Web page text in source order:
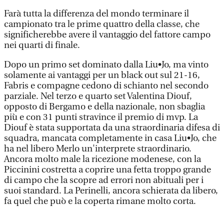
Farà tutta la differenza del mondo terminare il
campionato tra le prime quattro della classe, che
significherebbe avere il vantaggio del fattore campo
nei quarti di finale.
Dopo un primo set dominato dalla Liu•Jo, ma vinto
solamente ai vantaggi per un black out sul 21-16,
Fabris e compagne cedono di schianto nel secondo
parziale. Nel terzo e quarto set Valentina Diouf,
opposto di Bergamo e della nazionale, non sbaglia
più e con 31 punti stravince il premio di mvp. La
Diouf è stata supportata da una straordinaria difesa di
squadra, mancata completamente in casa Liu•Jo, che
ha nel libero Merlo un'interprete straordinario.
Ancora molto male la ricezione modenese, con la
Piccinini costretta a coprire una fetta troppo grande
di campo che la scopre ad errori non abituali per i
suoi standard. La Perinelli, ancora schierata da libero,
fa quel che può e la coperta rimane molto corta.